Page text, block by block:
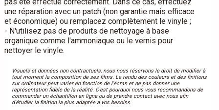
pas été effectué correctement. Dans ce cas, effectuez
une réparation avec un patch (non garantie mais efficace
et économique) ou remplacez complètement le vinyle ;
- N'utilisez pas de produits de nettoyage à base
organique comme l'ammoniaque ou le vernis pour
nettoyer le vinyle.
Visuels et données non contractuels, nous nous réservons le droit de modifier à
tout moment la composition de ses films. Le rendu des couleurs et des finitions
sur ordinateur peut varier en fonction de l'écran et ne pas donner une
représentation fidèle de la réalité. C'est pourquoi nous vous recommandons de
commander un échantillon en ligne ou de prendre contact avec nous afin
d'étudier la finition la plus adaptée à vos besoins.